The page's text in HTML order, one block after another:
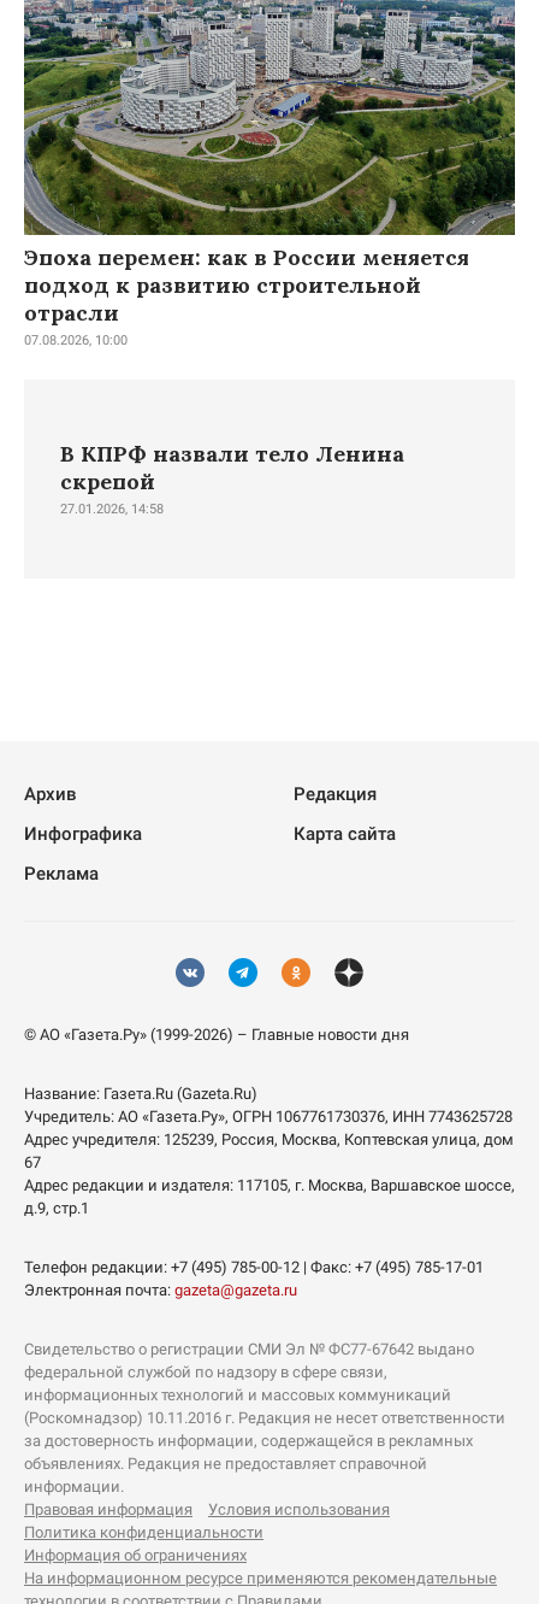
Эпоха перемен: как в России меняется
подход к развитию строительной
отрасли
07.08.2026, 10:00
В КПРФ назвали тело Ленина
скрепой
27.01.2026, 14:58
Архив
Редакция
Инфографика
Карта сайта
Реклама
© АО «Газета.Ру» (1999-2026) – Главные новости дня
Название: Газета.Ru (Gazeta.Ru)
Учредитель: АО «Газета.Ру», ОГРН 1067761730376, ИНН 7743625728
Адрес учредителя: 125239, Россия, Москва, Коптевская улица, дом
67
Адрес редакции и издателя: 117105, г. Москва, Варшавское шоссе,
д.9, стр.1
Телефон редакции: +7 (495) 785-00-12 | Факс: +7 (495) 785-17-01
Электронная почта: gazeta@gazeta.ru
Свидетельство о регистрации СМИ Эл № ФС77-67642 выдано
федеральной службой по надзору в сфере связи,
информационных технологий и массовых коммуникаций
(Роскомнадзор) 10.11.2016 г. Редакция не несет ответственности
за достоверность информации, содержащейся в рекламных
объявлениях. Редакция не предоставляет справочной
информации.
Правовая информация
Условия использования
Политика конфиденциальности
Информация об ограничениях
На информационном ресурсе применяются рекомендательные